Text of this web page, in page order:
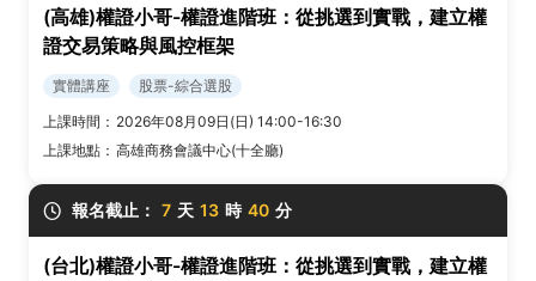
(高雄)權證小哥-權證進階班：從挑選到實戰，建立權
證交易策略與風控框架
實體講座
股票-綜合選股
上課時間： 2026年08月09日(日) 14:00-16:30
上課地點： 高雄商務會議中心(十全廳)
報名截止： 7 天 13 時 40 分
(台北)權證小哥-權證進階班：從挑選到實戰，建立權